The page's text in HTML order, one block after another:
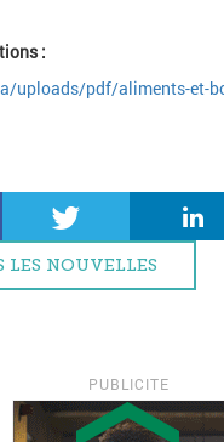
:
uploads/pdf/aliments-et-
LES NOUVELLES